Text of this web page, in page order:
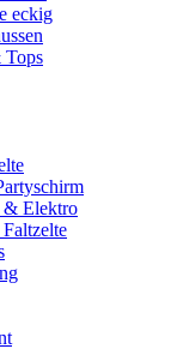
eckig
Tops
& Elektro